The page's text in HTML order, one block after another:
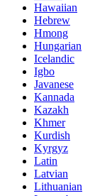
Hawaiian
Hebrew
Hmong
Hungarian
Icelandic
Igbo
Javanese
Kannada
Kazakh
Khmer
Kurdish
Kyrgyz
Latin
Latvian
Lithuanian